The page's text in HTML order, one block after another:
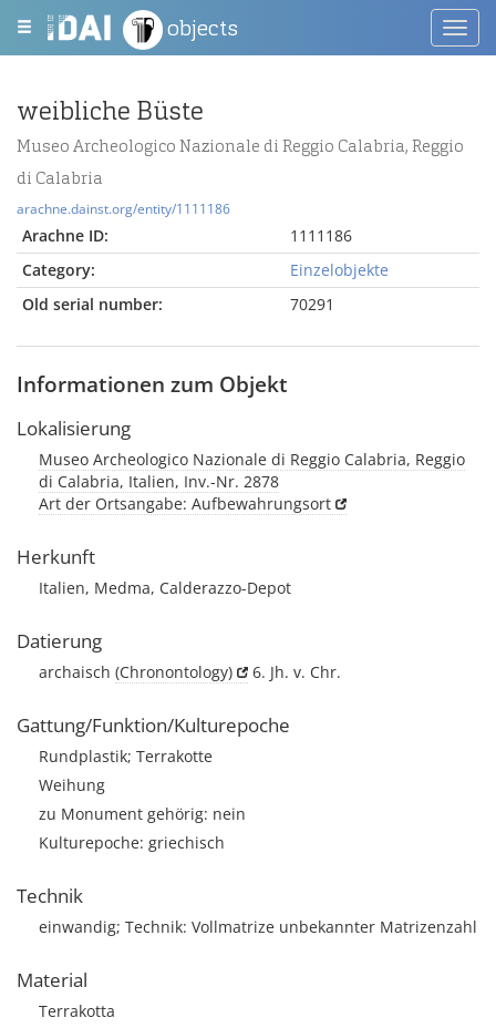
objects
weibliche Büste
Museo Archeologico Nazionale di Reggio Calabria, Reggio
di Calabria
arachne.dainst.org/entity/1111186
Arachne ID:
1111186
Category:
Einzelobjekte
Old serial number:
70291
Informationen zum Objekt
Lokalisierung
Museo Archeologico Nazionale di Reggio Calabria, Reggio
di Calabria, Italien, Inv.-Nr. 2878
Art der Ortsangabe: Aufbewahrungsort
Herkunft
Italien, Medma, Calderazzo-Depot
Datierung
archaisch (Chronontology) 6. Jh. v. Chr.
Gattung/Funktion/Kulturepoche
Rundplastik; Terrakotte
Weihung
zu Monument gehörig: nein
Kulturepoche: griechisch
Technik
einwandig; Technik: Vollmatrize unbekannter Matrizenzahl
Material
Terrakotta